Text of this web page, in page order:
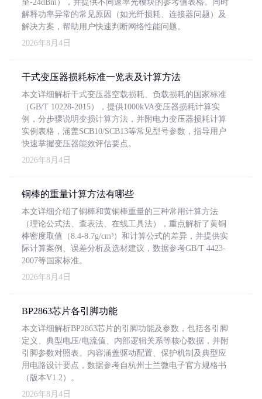
至-24dBm），并提供不同速率光模块的参考值表格。同时
解释功率异常的常见原因（如光纤损耗、连接器问题）及
解决方案，帮助用户快速判断网络性能问题。
2026年8月4日
干式变压器损耗标准一览表及计算方法
本文详细解析干式变压器空载损耗、负载损耗的国家标准
（GB/T 10228-2015），提供1000kVA变压器损耗计算实
例，分步骤说明变损计算方法，并附电力变压器损耗计算
实例表格，涵盖SCB10/SCB13等常见型号参数，指导用户
快速掌握变压器能效评估要点。
2026年8月4日
铜棒的重量计算方法有哪些
本文详细介绍了铜棒和黄铜棒重量的三种常用计算方法
（理论公式法、查表法、在线工具法），重点解析了黄铜
棒密度取值（8.4-8.7g/cm³）和计算公式的差异，并提供实
际计算案例、误差分析及选材建议，数据参考GB/T 4423-
2007等国家标准。
2026年8月4日
BP2863芯片各引脚功能
本文详细解析BP2863芯片的引脚功能及参数，包括各引脚
定义、典型电压/电流值、内部逻辑关系等核心数据，并附
引脚参数对照表。内容涵盖驱动配置、保护机制及典型应
用电路设计要点，数据参考自杭州士兰微电子官方规格书
（版本V1.2）。
2026年8月4日